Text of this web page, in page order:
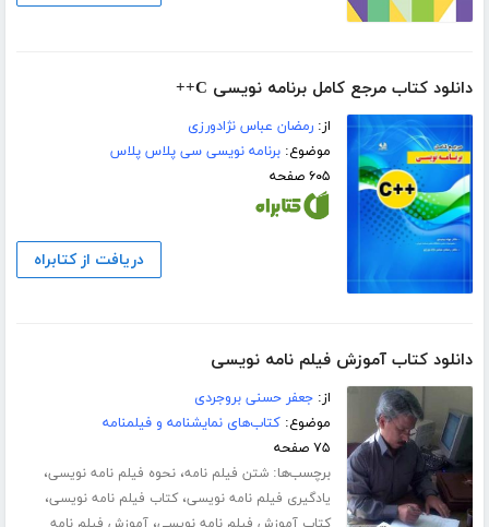
دانلود کتاب مرجع کامل برنامه نویسی C++
از:رمضان عباس نژادورزی
موضوع:برنامه نویسی سی پلاس پلاس
۶۰۵ صفحه
دریافت از کتابراه
دانلود کتاب آموزش فیلم نامه نویسی
از:جعفر حسنی بروجردی
موضوع:کتاب‌های نمایشنامه و فیلمنامه
۷۵ صفحه
برچسب‌ها:شتن فیلم نامه،نحوه فیلم نامه نویسی،
یادگیری فیلم نامه نویسی،کتاب فیلم نامه نویسی،